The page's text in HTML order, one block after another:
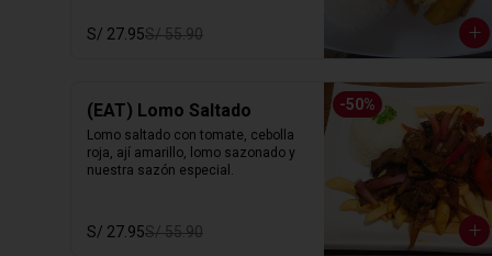
S/ 27.95S/ 55.90
-50%
(EAT) Lomo Saltado
Lomo saltado con tomate, cebolla
roja, ají amarillo, lomo sazonado y
nuestra sazón especial.
S/ 27.95S/ 55.90